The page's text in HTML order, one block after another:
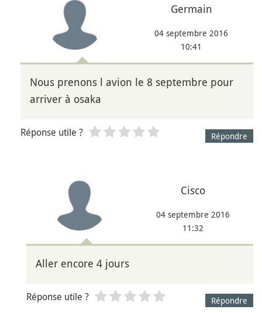
Germain
04 septembre 2016
10:41
Nous prenons l avion le 8 septembre pour
arriver à osaka
Répondre
Réponse utile ?
Cisco
04 septembre 2016
11:32
Aller encore 4 jours
Répondre
Réponse utile ?